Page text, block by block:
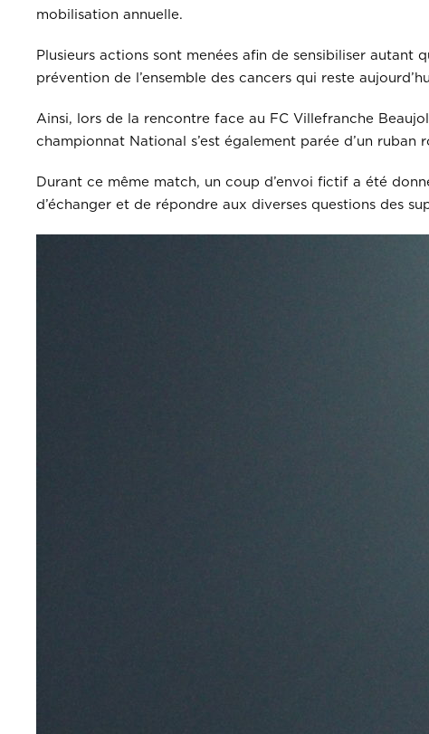
mobilisation annuelle.
Plusieurs actions sont menées afin de sensibiliser autant
prévention de l’ensemble des cancers qui reste
Ainsi, lors de la rencontre face au FC Villefranche
championnat National s’est également parée d’un
Durant ce même match, un coup d’envoi fictif a été
d’échanger et de répondre aux diverses questions des